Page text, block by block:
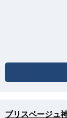
ブリスベージュ